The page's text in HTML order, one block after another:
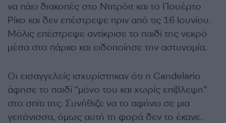
να πάει διακοπές στο Ντιτρόιτ και το Πουέρτο
Ρίκο και δεν επέστρεψε πριν από τις 16 Ιουνίου.
Μόλις επέστρεψε αντίκρισε το παιδί της νεκρό
μέσα στο πάρκο και ειδοποίησε την αστυνομία.
Οι εισαγγελείς ισχυρίστηκαν ότι η Candelario
άφησε το παιδί “μόνο του και χωρίς επίβλεψη”
στο σπίτι της. Συνήθιζε να το αφήνει σε μια
γειτόνισσα, όμως αυτή τη φορά δεν το έκανε.